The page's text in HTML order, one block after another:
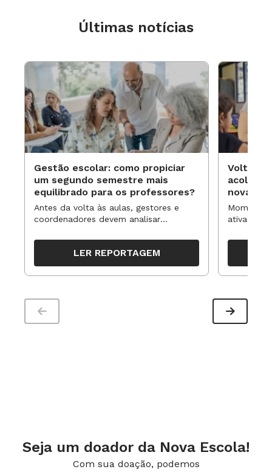
Últimas notícias
Gestão escolar: como propiciar
um segundo semestre mais
equilibrado para os professores?
Antes da volta às aulas, gestores e
coordenadores devem analisar
organizar ações para orientar o
trabalho pedagógico ao longo do
período
LER REPORTAGEM
Volta às
novas
ativa
propostas
Seja um doador da Nova Escola!
Com sua doação, podemos